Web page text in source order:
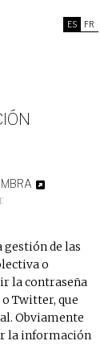
ES FR
de las
o
la contraseña
o Twitter, que
Obviamente
la información